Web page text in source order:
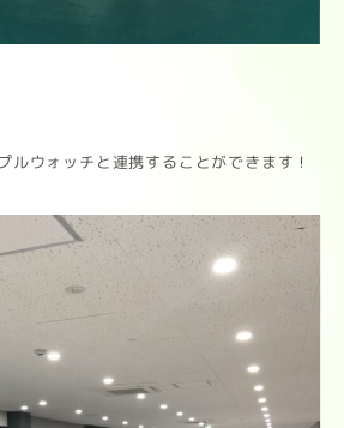
ルウォッチと連携することができます！